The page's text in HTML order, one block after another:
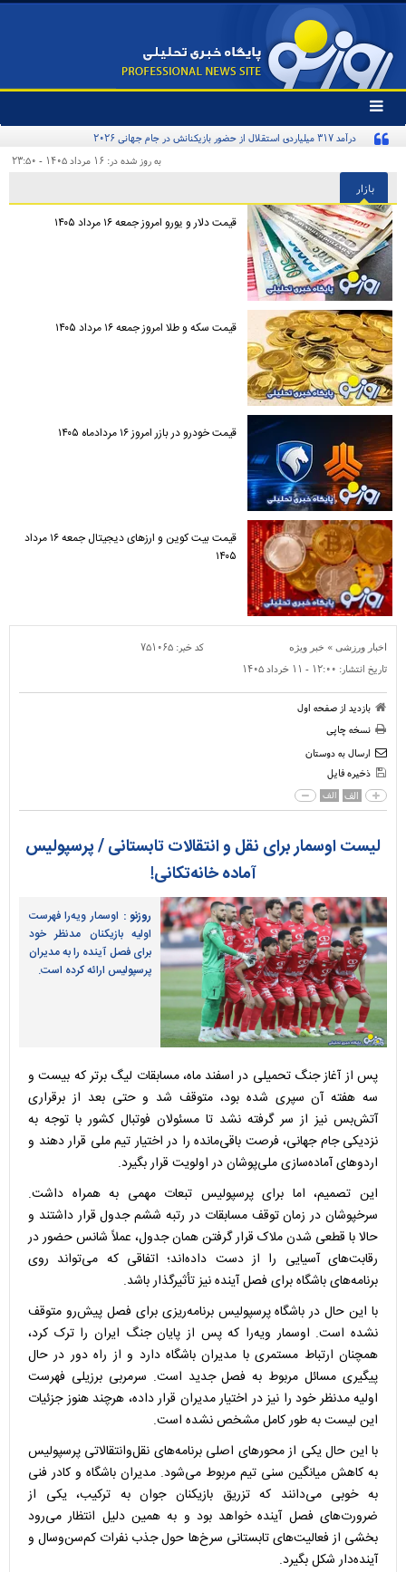
تغییر
وضعیت
منوی
ها
به روز شده در: ۱۶ مرداد ۱۴۰۵ - ۲۳:۵۰
بازار
قیمت دلار و یورو امروز جمعه ۱۶ مرداد ۱۴۰۵
قیمت سکه و طلا امروز جمعه ۱۶ مرداد ۱۴۰۵
قیمت خودرو در بازر امروز ۱۶ مردادماه ۱۴۰۵
قیمت بیت کوین و ارز‌های دیجیتال جمعه ۱۶ مرداد
۱۴۰۵
اخبار ورزشی » خبر ویژه کد خبر: ۷۵۱۰۶۵
تاریخ انتشار: ۱۲:۰۰ - ۱۱ خرداد ۱۴۰۵
بازدید از صفحه اول
نسخه چاپی
ارسال به دوستان
ذخیره فایل
الف الف
لیست اوسمار برای نقل و انتقالات تابستانی / پرسپولیس
آماده خانه‌تکانی!
روزنو : اوسمار ویه‌را فهرست
اولیه بازیکنان مدنظر خود
برای فصل آینده را به مدیران
پرسپولیس ارائه کرده است.
پس از آغاز جنگ تحمیلی در اسفند ماه، مسابقات لیگ برتر که بیست و
سه هفته آن سپری شده بود، متوقف شد و حتی بعد از برقراری
آتش‌بس نیز از سر گرفته نشد تا مسئولان فوتبال کشور با توجه به
نزدیکی جام جهانی، فرصت باقی‌مانده را در اختیار تیم ملی قرار دهند و
اردو‌های آماده‌سازی ملی‌پوشان در اولویت قرار بگیرد.
این تصمیم، اما برای پرسپولیس تبعات مهمی به همراه داشت.
سرخپوشان در زمان توقف مسابقات در رتبه ششم جدول قرار داشتند و
حالا با قطعی شدن ملاک قرار گرفتن همان جدول، عملاً شانس حضور در
رقابت‌های آسیایی را از دست داده‌اند؛ اتفاقی که می‌تواند روی
برنامه‌های باشگاه برای فصل آینده نیز تأثیرگذار باشد.
با این حال در باشگاه پرسپولیس برنامه‌ریزی برای فصل پیش‌رو متوقف
نشده است. اوسمار ویه‌را که پس از پایان جنگ ایران را ترک کرد،
همچنان ارتباط مستمری با مدیران باشگاه دارد و از راه دور در حال
پیگیری مسائل مربوط به فصل جدید است. سرمربی برزیلی فهرست
اولیه مدنظر خود را نیز در اختیار مدیران قرار داده، هرچند هنوز جزئیات
این لیست به طور کامل مشخص نشده است.
با این حال یکی از محور‌های اصلی برنامه‌های نقل‌وانتقالاتی پرسپولیس
به کاهش میانگین سنی تیم مربوط می‌شود. مدیران باشگاه و کادر فنی
به خوبی می‌دانند که تزریق بازیکنان جوان به ترکیب، یکی از
ضرورت‌های فصل آینده خواهد بود و به همین دلیل انتظار می‌رود
بخشی از فعالیت‌های تابستانی سرخ‌ها حول جذب نفرات کم‌سن‌وسال و
آینده‌دار شکل بگیرد.